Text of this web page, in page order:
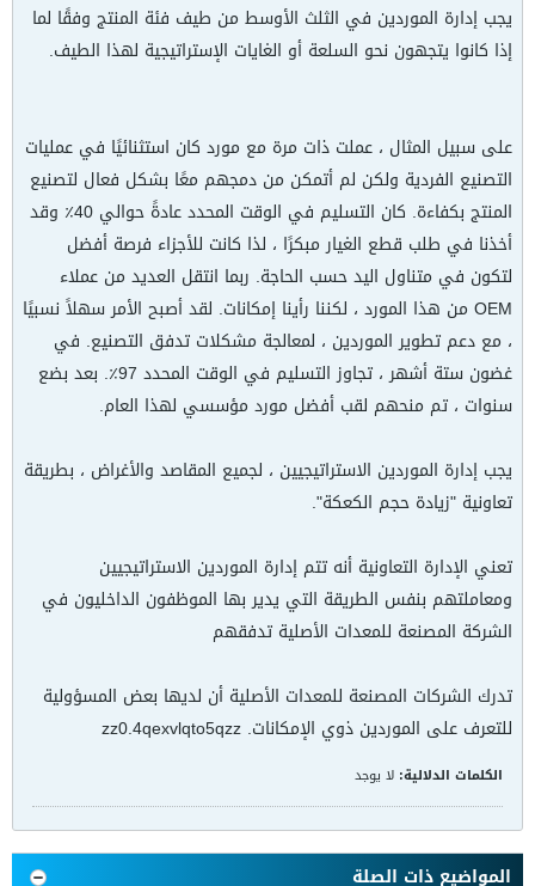
يجب إدارة الموردين في الثلث الأوسط من طيف فئة المنتج وفقًا لما
إذا كانوا يتجهون نحو السلعة أو الغايات الإستراتيجية لهذا الطيف.
على سبيل المثال ، عملت ذات مرة مع مورد كان استثنائيًا في عمليات
التصنيع الفردية ولكن لم أتمكن من دمجهم معًا بشكل فعال لتصنيع
المنتج بكفاءة. كان التسليم في الوقت المحدد عادةً حوالي 40٪ وقد
أخذنا في طلب قطع الغيار مبكرًا ، لذا كانت للأجزاء فرصة أفضل
لتكون في متناول اليد حسب الحاجة. ربما انتقل العديد من عملاء
OEM من هذا المورد ، لكننا رأينا إمكانات. لقد أصبح الأمر سهلاً نسبيًا
، مع دعم تطوير الموردين ، لمعالجة مشكلات تدفق التصنيع. في
غضون ستة أشهر ، تجاوز التسليم في الوقت المحدد 97٪. بعد بضع
سنوات ، تم منحهم لقب أفضل مورد مؤسسي لهذا العام.
يجب إدارة الموردين الاستراتيجيين ، لجميع المقاصد والأغراض ، بطريقة
تعاونية "زيادة حجم الكعكة".
تعني الإدارة التعاونية أنه تتم إدارة الموردين الاستراتيجيين
ومعاملتهم بنفس الطريقة التي يدير بها الموظفون الداخليون في
الشركة المصنعة للمعدات الأصلية تدفقهم
تدرك الشركات المصنعة للمعدات الأصلية أن لديها بعض المسؤولية
للتعرف على الموردين ذوي الإمكانات. zz0.4qexvlqto5qzz
الكلمات الدلالية: لا يوجد
المواضيع ذات الصلة